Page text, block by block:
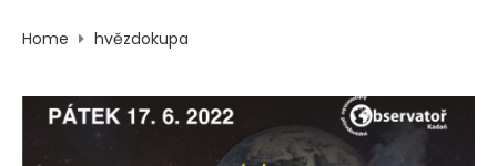
Home hvězdokupa